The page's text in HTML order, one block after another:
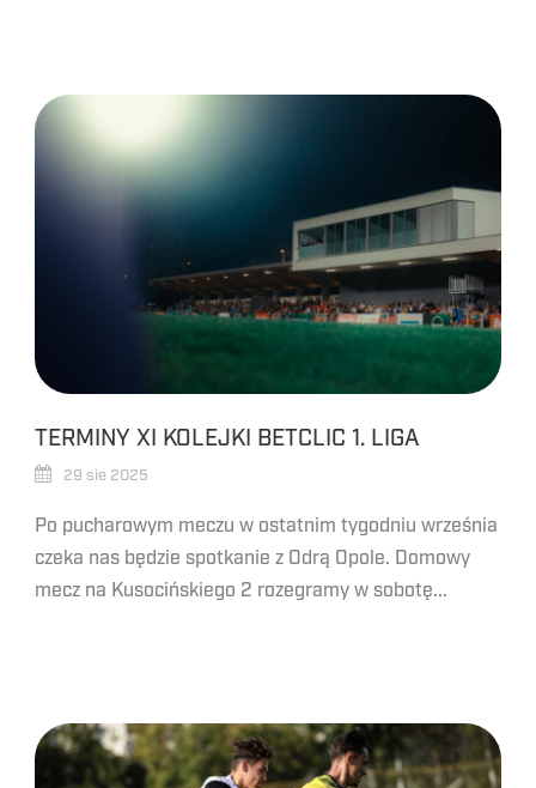
TERMINY XI KOLEJKI BETCLIC 1. LIGA
29 sie 2025
Po pucharowym meczu w ostatnim tygodniu września
czeka nas będzie spotkanie z Odrą Opole. Domowy
mecz na Kusocińskiego 2 rozegramy w sobotę...